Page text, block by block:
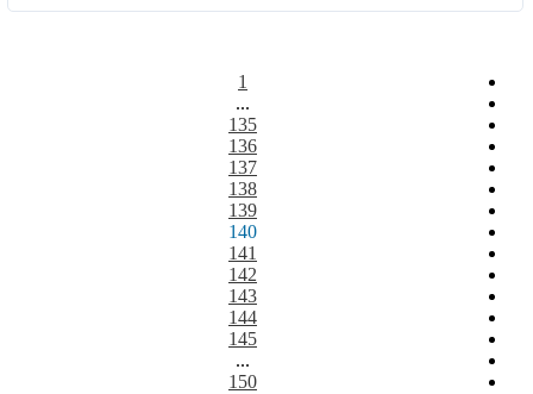
1
...
135
136
137
138
139
140
141
142
143
144
145
...
150